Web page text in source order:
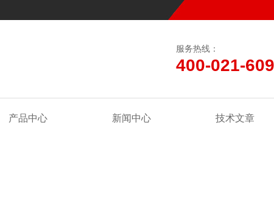
服务热线：
400-021-
产品中心 新闻中心 技术文章